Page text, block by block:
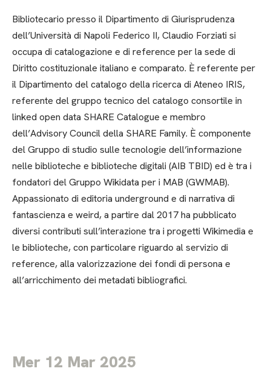
Bibliotecario presso il Dipartimento di Giurisprudenza
dell’Università di Napoli Federico II, Claudio Forziati si
occupa di catalogazione e di reference per la sede di
Diritto costituzionale italiano e comparato. È referente per
il Dipartimento del catalogo della ricerca di Ateneo IRIS,
referente del gruppo tecnico del catalogo consortile in
linked open data SHARE Catalogue e membro
dell’Advisory Council della SHARE Family. È componente
del Gruppo di studio sulle tecnologie dell’informazione
nelle biblioteche e biblioteche digitali (AIB TBID) ed è tra i
fondatori del Gruppo Wikidata per i MAB (GWMAB).
Appassionato di editoria underground e di narrativa di
fantascienza e weird, a partire dal 2017 ha pubblicato
diversi contributi sull’interazione tra i progetti Wikimedia e
le biblioteche, con particolare riguardo al servizio di
reference, alla valorizzazione dei fondi di persona e
all’arricchimento dei metadati bibliografici.
Mer 12 Mar 2025